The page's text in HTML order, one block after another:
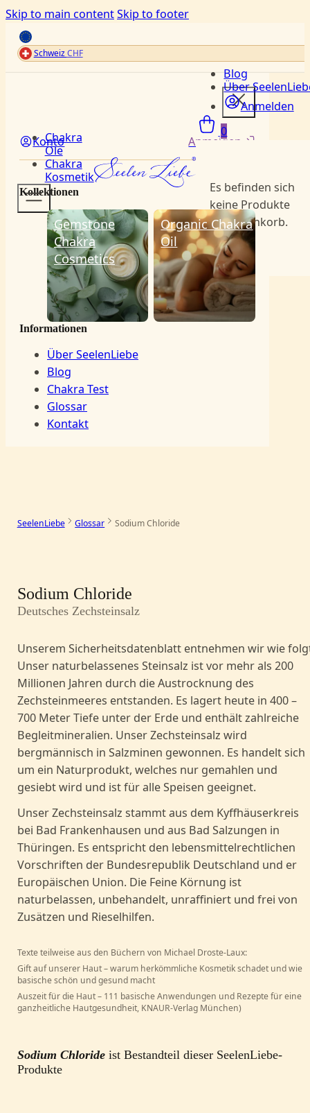
Skip to main content Skip to footer
Schweiz CHF
Chakra
Öle
Chakra
Kosmetik
Blog
Über
Anmelden
0
Es befinden sich
keine Produkte
im Warenkorb.
Konto Anmelden
Kollektionen
Gemstone
Chakra
Cosmetics
Organic Chakra
Oil
Informationen
Über SeelenLiebe
Blog
Chakra Test
Glossar
Kontakt
SeelenLiebe Glossar Sodium Chloride
Sodium Chloride–
Deutsches Zechsteinsalz
Unserem Sicherheitsdatenblatt entnehmen wir wie
Unser naturbelassenes Steinsalz ist vor mehr als 200
Millionen Jahren durch die Austrocknung des
Zechsteinmeeres entstanden. Es lagert heute in 400 –
700 Meter Tiefe unter der Erde und enthält zahlreiche
Begleitmineralien. Unser Zechsteinsalz wird
bergmännisch in Salzminen gewonnen. Es handelt sich
um ein Naturprodukt, welches nur gemahlen und
gesiebt wird und ist für alle Speisen geeignet.
Unser Zechsteinsalz stammt aus dem Kyffhäuserkreis
bei Bad Frankenhausen und aus Bad Salzungen in
Thüringen. Es entspricht den lebensmittelrechtlichen
Vorschriften der Bundesrepublik Deutschland und er
Europäischen Union. Die Feine Körnung ist
naturbelassen, unbehandelt, unraffiniert und frei von
Zusätzen und Rieselhilfen.
Texte teilweise aus den Büchern von Michael Droste-Laux:
Gift auf unserer Haut – warum herkömmliche Kosmetik schadet und wie
basische schön und gesund macht
Auszeit für die Haut – 111 basische Anwendungen und Rezepte für eine
ganzheitliche Hautgesundheit, KNAUR-Verlag München)
Sodium Chlorideist Bestandteil dieser SeelenLiebe-
Produkte